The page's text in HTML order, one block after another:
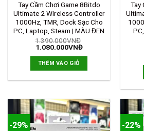
Tay Cầm Chơi Game 8Bitdo
Ultimate 2 Wireless Controller
1000Hz, TMR, Dock Sạc Cho
PC, Laptop, Steam | MÀU ĐEN
1.390.000VNĐ
1.080.000VNĐ
THÊM VÀO GIỎ
Tay
-29% -22%